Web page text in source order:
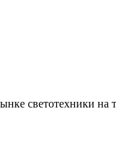
светотехники